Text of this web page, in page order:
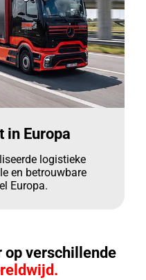
in Europa
logistieke
en betrouwbare
Europa.
op verschillende